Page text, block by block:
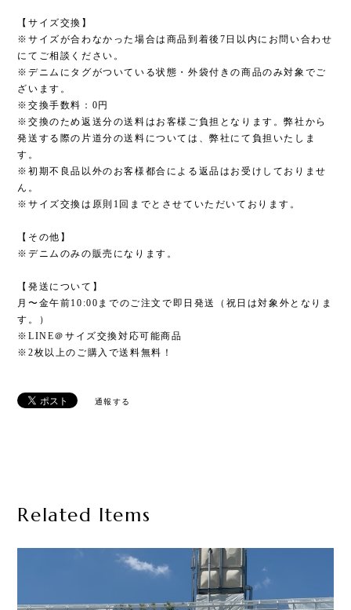
【サイズ交換】
※サイズが合わなかった場合は商品到着後7日以内にお問い合わせ
にてご相談ください。
※デニムにタグがついている状態・外袋付きの商品のみ対象でご
ざいます。
※交換手数料：0円
※交換のため返送分の送料はお客様ご負担となります。弊社から
発送する際の片道分の送料については、弊社にて負担いたしま
す。
※初期不良品以外のお客様都合による返品はお受けしておりませ
ん。
※サイズ交換は原則1回までとさせていただいております。
【その他】
※デニムのみの販売になります。
【発送について】
月〜金午前10:00までのご注文で即日発送（祝日は対象外となりま
す。）
※LINE＠サイズ交換対応可能商品
※2枚以上のご購入で送料無料！
通報する
Related Items